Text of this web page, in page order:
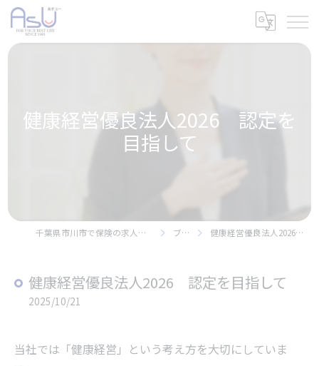
健康経営優良法人2026 認定を
目指して
千葉県市川市で保険の求人なら株式会社アスユー ブログ 健康経営優良法人2026 認定を目指して
健康経営優良法人2026 認定を目指して
2025/10/21
当社では「健康経営」という考え方を大切にしていま